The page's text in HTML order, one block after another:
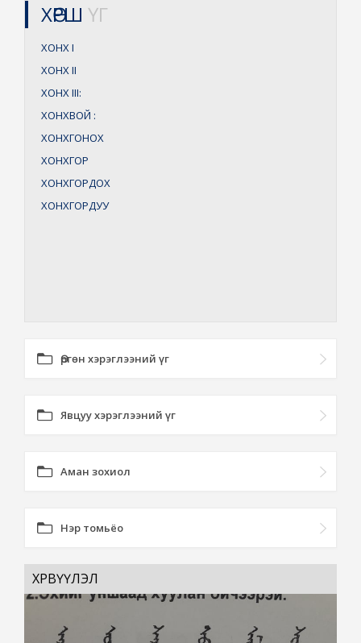
ХӨРШ ҮГ
ХОНХI
ХОНХII
ХОНХIII:
ХОНХВОЙ :
ХОНХГОНОХ
ХОНХГОР
ХОНХГОРДОХ
ХОНХГОРДУУ
Өргөн хэрэглээний үг
Явцуу хэрэглээний үг
Аман зохиол
Нэр томьёо
ХӨРВҮҮЛЭЛ